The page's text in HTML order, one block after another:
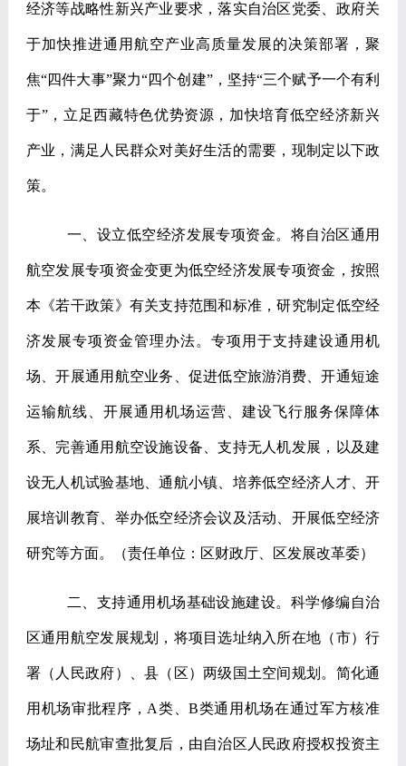
经济等战略性新兴产业要求，落实自治区党委、政府关
于加快推进通用航空产业高质量发展的决策部署，聚
焦“四件大事”聚力“四个创建”，坚持“三个赋予一个有利
于”，立足西藏特色优势资源，加快培育低空经济新兴
产业，满足人民群众对美好生活的需要，现制定以下政
策。
一、设立低空经济发展专项资金。 将自治区通用
航空发展专项资金变更为低空经济发展专项资金，按照
本《若干政策》有关支持范围和标准，研究制定低空经
济发展专项资金管理办法。专项用于支持建设通用机
场、开展通用航空业务、促进低空旅游消费、开通短途
运输航线、开展通用机场运营、建设飞行服务保障体
系、完善通用航空设施设备、支持无人机发展，以及建
设无人机试验基地、通航小镇、培养低空经济人才、开
展培训教育、举办低空经济会议及活动、开展低空经济
研究等方面。 （责任单位：区财政厅、区发展改革委）
二、支持通用机场基础设施建设。 科学修编自治
区通用航空发展规划，将项目选址纳入所在地（市）行
署（人民政府）、县（区）两级国土空间规划。简化通
用机场审批程序， A类、B类通用机场在通过军方核准
场址和民航审查批复后，由自治区人民政府授权投资主